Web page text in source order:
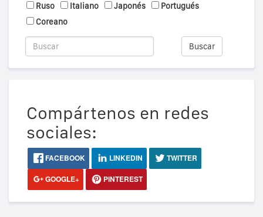
Ruso
Italiano Japonés
Portugués
Coreano
Buscar
Compártenos en redes
sociales:
FACEBOOK LINKEDIN
TWITTER
GOOGLE+
PINTEREST